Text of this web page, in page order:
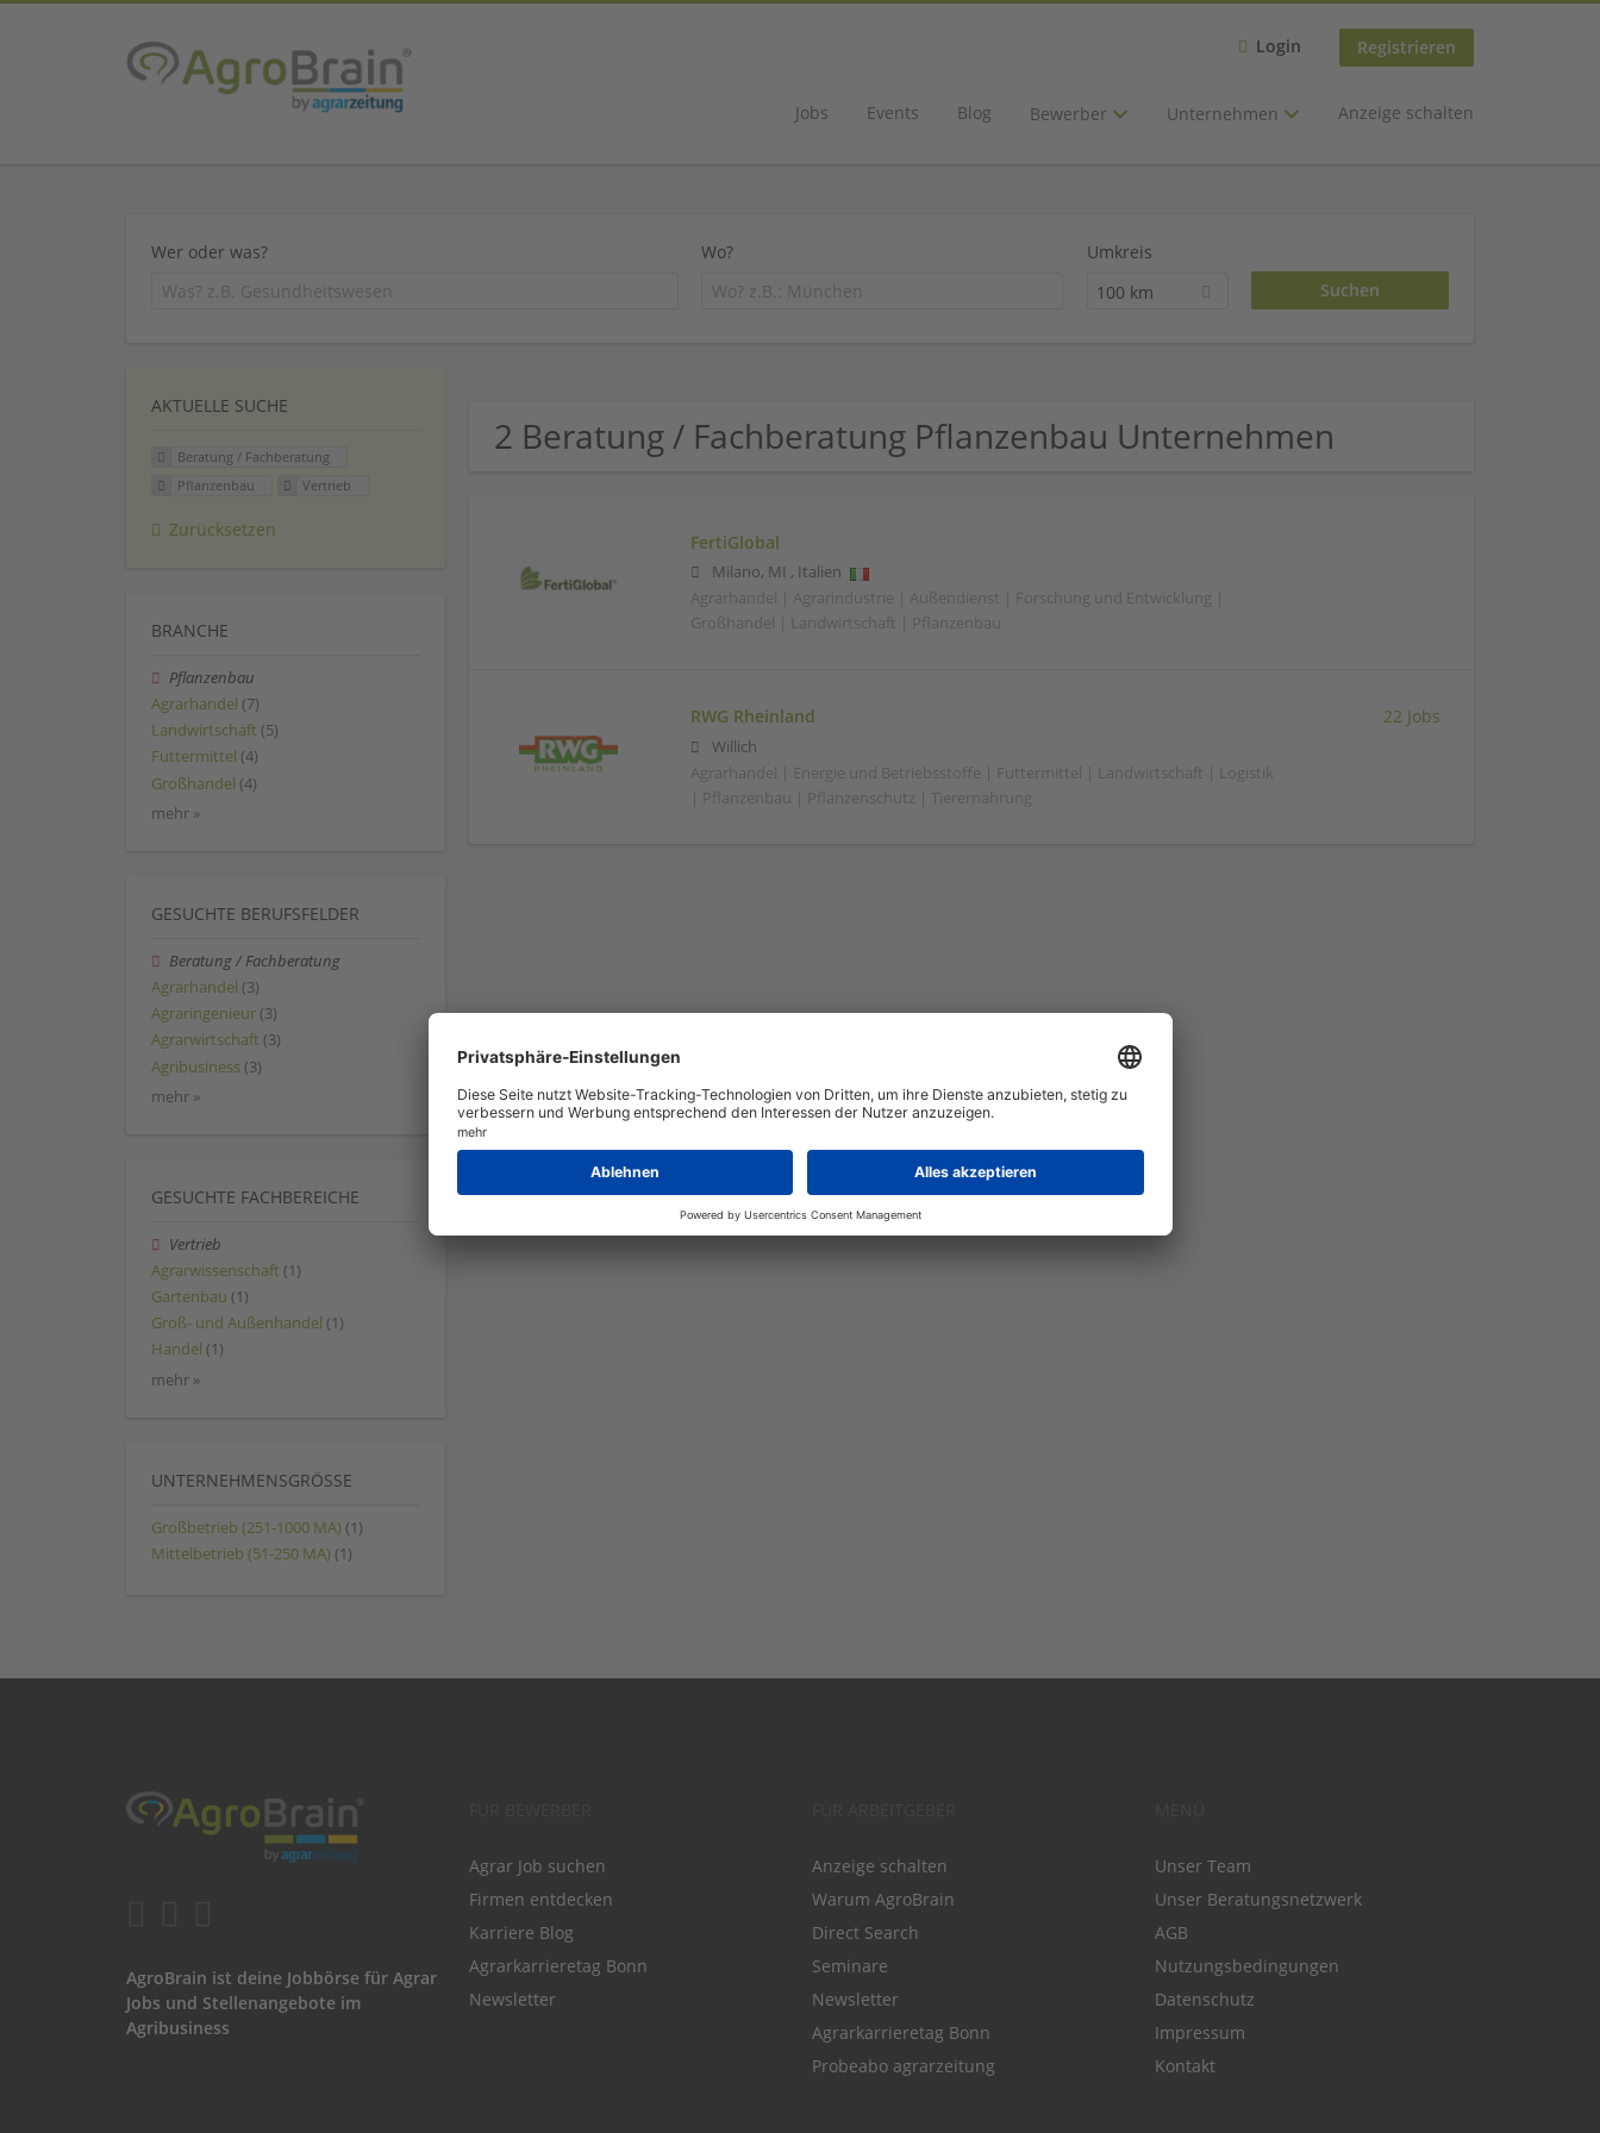
Login Registrieren
Jobs Events Blog Bewerber Unternehmen Anzeige schalten
Wer oder was? Wo?
Umkreis
100 km
2 Beratung / Fachberatung Pflanzenbau Unternehmen
FertiGlobal
Milano, MI , Italien
Agrarhandel | Agrarindustrie | Außendienst | Forschung und Entwicklung |
Großhandel | Landwirtschaft | Pflanzenbau
RWG Rheinland
Willich
Agrarhandel | Energie und Betriebsstoffe | Futtermittel | Landwirtschaft | Logistik
| Pflanzenbau | Pflanzenschutz | Tierernährung
22 Jobs
AKTUELLE SUCHE
Beratung / Fachberatung
Pflanzenbau
Vertrieb
Zurücksetzen
BRANCHE
Pflanzenbau
Agrarhandel (7)
Landwirtschaft (5)
Futtermittel (4)
Großhandel (4)
mehr »
GESUCHTE BERUFSFELDER
Beratung / Fachberatung
Agrarhandel (3)
Agraringenieur (3)
Agrarwirtschaft (3)
Agribusiness (3)
mehr »
GESUCHTE FACHBEREICHE
Vertrieb
Agrarwissenschaft (1)
Gartenbau (1)
Groß- und Außenhandel (1)
Handel (1)
mehr »
UNTERNEHMENSGRÖSSE
Großbetrieb (251-1000 MA) (1)
Mittelbetrieb (51-250 MA) (1)
AgroBrain ist deine Jobbörse für Agrar
Jobs und Stellenangebote im
Agribusiness
Agrar Job suchen
Firmen entdecken
Karriere Blog
Agrarkarrieretag Bonn
Newsletter
Anzeige schalten
Warum AgroBrain
Direct Search
Seminare
Newsletter
Agrarkarrieretag Bonn
Probeabo agrarzeitung
Unser Team
Unser Beratungsnetzwerk
AGB
Nutzungsbedingungen
Datenschutz
Impressum
Kontakt